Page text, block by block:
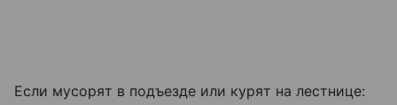
Если мусорят в подъезде или курят на лестнице: